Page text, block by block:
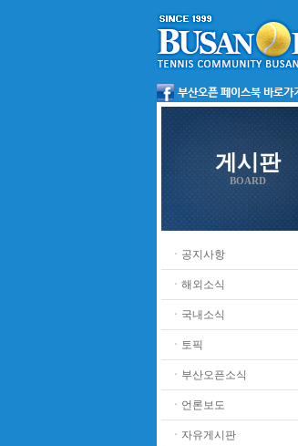
게시판
BOARD
ㆍ공지사항
ㆍ해외소식
ㆍ국내소식
ㆍ토픽
ㆍ부산오픈소식
ㆍ언론보도
ㆍ자유게시판